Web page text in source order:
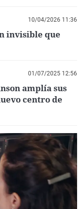
10/04/2026 11:36
invisible que
01/07/2025 12:56
amplía sus
centro de